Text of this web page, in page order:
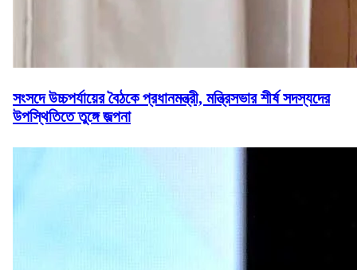
সংসদে উচ্চপর্যায়ের বৈঠকে প্রধানমন্ত্রী, মন্ত্রিসভার শীর্ষ সদস্যদের
উপস্থিতিতে তুঙ্গে জল্পনা